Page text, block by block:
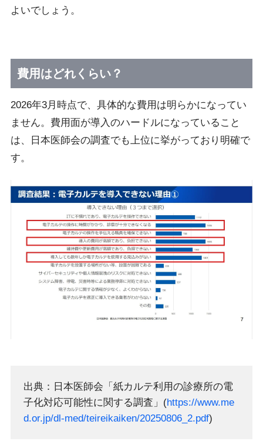
よいでしょう。
費用はどれくらい？
2026年3月時点で、具体的な費用は明らかになってい
ません。費用面が導入のハードルになっていること
は、日本医師会の調査でも上位に挙がっており明確で
す。
出典：日本医師会「紙カルテ利用の診療所の電
子化対応可能性に関する調査」(https://www.me
d.or.jp/dl-med/teireikaiken/20250806_2.pdf)